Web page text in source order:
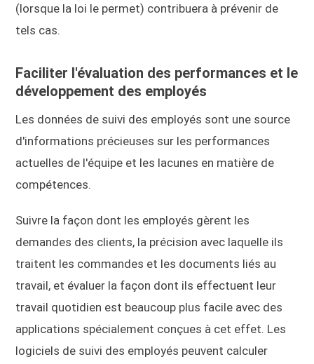
(lorsque la loi le permet) contribuera à prévenir de
tels cas.
Faciliter l'évaluation des performances et le
développement des employés
Les données de suivi des employés sont une source
d'informations précieuses sur les performances
actuelles de l'équipe et les lacunes en matière de
compétences.
Suivre la façon dont les employés gèrent les
demandes des clients, la précision avec laquelle ils
traitent les commandes et les documents liés au
travail, et évaluer la façon dont ils effectuent leur
travail quotidien est beaucoup plus facile avec des
applications spécialement conçues à cet effet. Les
logiciels de suivi des employés peuvent calculer